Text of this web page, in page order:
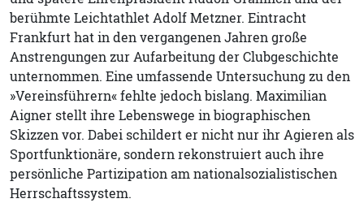
berühmte Leichtathlet Adolf Metzner. Eintracht
Frankfurt hat in den vergangenen Jahren große
Anstrengungen zur Aufarbeitung der Clubgeschichte
unternommen. Eine umfassende Untersuchung zu den
»Vereinsführern« fehlte jedoch bislang. Maximilian
Aigner stellt ihre Lebenswege in biographischen
Skizzen vor. Dabei schildert er nicht nur ihr Agieren als
Sportfunktionäre, sondern rekonstruiert auch ihre
persönliche Partizipation am nationalsozialistischen
Herrschaftssystem.